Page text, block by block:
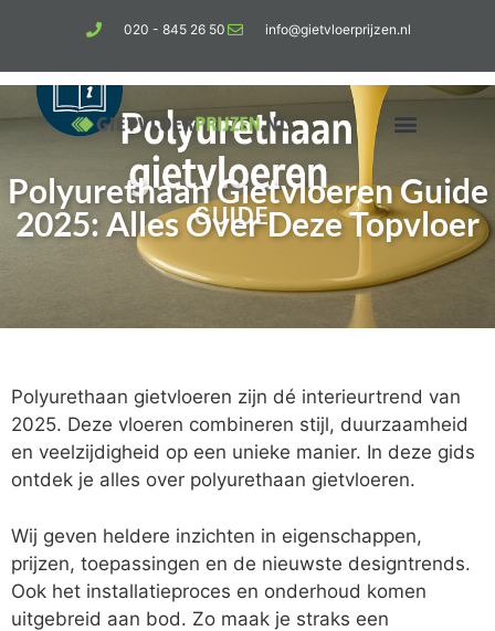
020 - 845 26 50 info@gietvloerprijzen.nl
Polyurethaan Gietvloeren Guide
2025: Alles Over Deze Topvloer
Polyurethaan gietvloeren zijn dé interieurtrend van
2025. Deze vloeren combineren stijl, duurzaamheid
en veelzijdigheid op een unieke manier. In deze gids
ontdek je alles over polyurethaan gietvloeren.
Wij geven heldere inzichten in eigenschappen,
prijzen, toepassingen en de nieuwste designtrends.
Ook het installatieproces en onderhoud komen
uitgebreid aan bod. Zo maak je straks een